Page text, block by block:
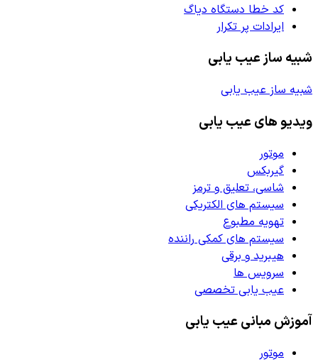
کد خطا دستگاه دیاگ
ایرادات پر تکرار
شبیه ساز عیب یابی
شبیه ساز عیب یابی
ویدیو های عیب یابی
موتور
گیربکس
شاسی، تعلیق و ترمز
سیستم های الکتریکی
تهویه مطبوع
سیستم های کمکی راننده
هیبرید و برقی
سرویس ها
عیب یابی تخصصی
آموزش مبانی عیب یابی
موتور